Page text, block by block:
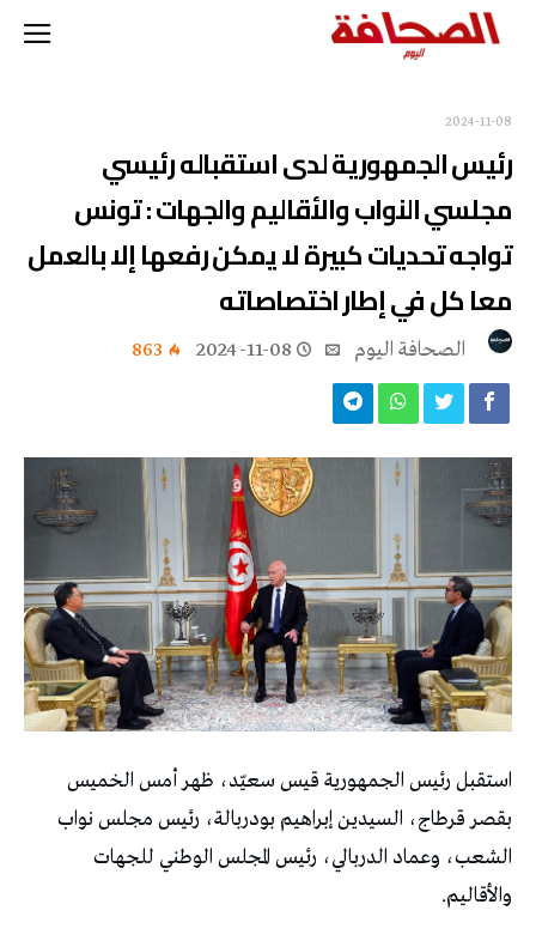
2024-11-08
رئيس الجمهورية لدى استقباله رئيسي
مجلسي النواب والأقاليم والجهات : تونس
تواجه تحديات كبيرة لا يمكن رفعها إلا بالعمل
معا كل في إطار اختصاصاته
2024-11-08
863
استقبل رئيس الجمهورية قيس سعيّد، ظهر أمس الخميس
بقصر قرطاج، السيدين إبراهيم بودربالة، رئيس مجلس نواب
الشعب، وعماد الدربالي، رئيس المجلس الوطني للجهات
والأقاليم.